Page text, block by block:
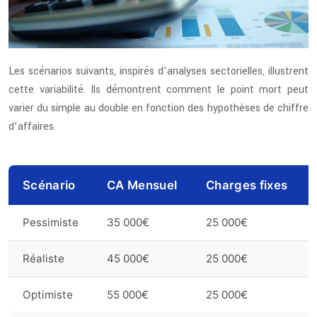
Les scénarios suivants, inspirés d’analyses sectorielles, illustrent
cette variabilité. Ils démontrent comment le point mort peut
varier du simple au double en fonction des hypothèses de chiffre
d’affaires.
Scénario CA Mensuel Charges fixes
Pessimiste 35 000€ 25 000€
Réaliste 45 000€ 25 000€
Optimiste 55 000€ 25 000€